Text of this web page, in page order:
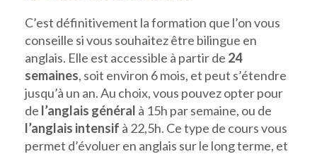
C’est définitivement la formation que l’on vous
conseille si vous souhaitez être bilingue en
anglais. Elle est accessible à partir de 24
semaines, soit environ 6 mois, et peut s’étendre
jusqu’à un an. Au choix, vous pouvez opter pour
de l’anglais général à 15h par semaine, ou de
l’anglais intensif à 22,5h. Ce type de cours vous
permet d’évoluer en anglais sur le long terme, et